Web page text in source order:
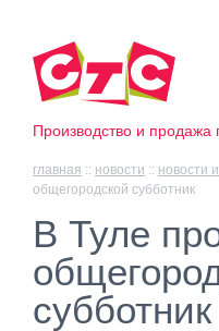
Производство и продажа
главная :: новости :: новости
общегородской субботник
В Туле
субботник